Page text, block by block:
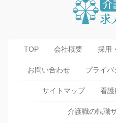
TOP 会社概要 採用
お問い合わせ プライバ
サイトマップ 看護
介護職の転職